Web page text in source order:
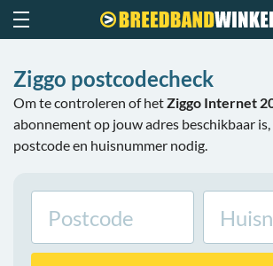
Ziggo postcodecheck
Om te controleren of hetZiggo Internet
abonnement op jouw adres beschikbaar
postcode en huisnummer nodig.